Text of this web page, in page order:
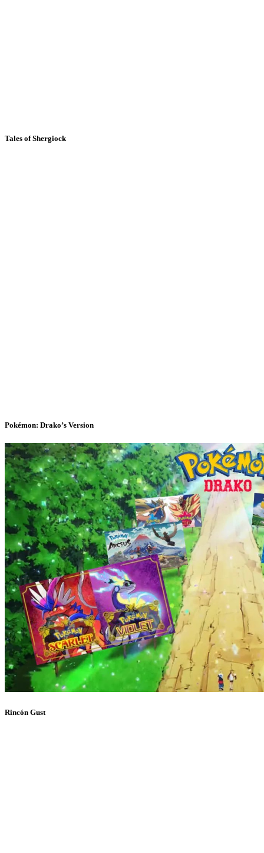
Tales of Shergiock
Pokémon: Drako’s Version
Rincón Gust